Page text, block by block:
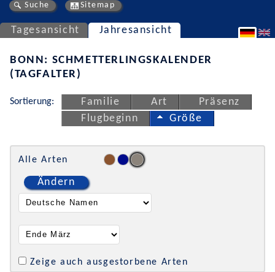
Suche Sitemap
Tagesansicht Jahresansicht
BONN: SCHMETTERLINGSKALENDER
(TAGFALTER)
Sortierung: Familie Art
Präsenz
Flugbeginn
Größe
Alle Arten
Ändern
Zeige auch ausgestorbene Arten